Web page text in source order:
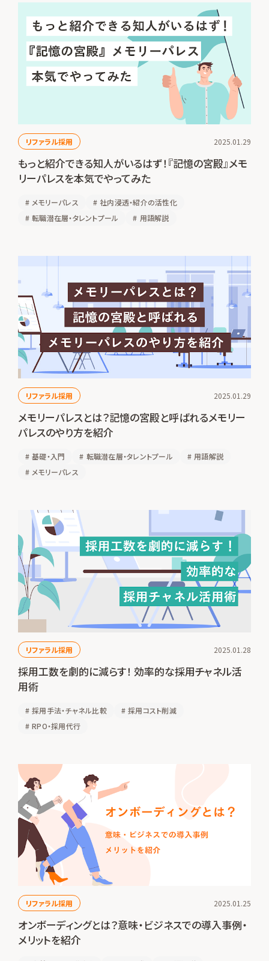
リファラル採用 2025.01.29
もっと紹介できる知人がいるはず！『記憶の宮殿』メモ
リーパレスを本気でやってみた
# メモリーパレス # 社内浸透・紹介の活性化
# 転職潜在層・タレントプール # 用語解説
リファラル採用 2025.01.29
メモリーパレスとは？記憶の宮殿と呼ばれるメモリー
パレスのやり方を紹介
# 基礎・入門 # 転職潜在層・タレントプール # 用語解説
# メモリーパレス
リファラル採用 2025.01.28
採用工数を劇的に減らす！ 効率的な採用チャネル活
用術
# 採用手法・チャネル比較 # 採用コスト削減
# RPO・採用代行
リファラル採用 2025.01.25
オンボーディングとは？意味・ビジネスでの導入事例・
メリットを紹介